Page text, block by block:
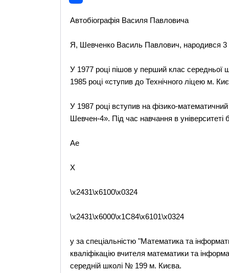
Автобіографія Василя Павловича
Я, Шевченко Василь Павлович, народився 3
У 1977 році пішов у перший клас середньої
1985 році «ступив до Технічного ліцею м.
У 1987 році вступив на фізико-математичний
Шевчен-4». Під час навчання в університеті
Ae
X
\x2431\x6100\x0324
\x2431\x6000\x1C84\x6101\x0324
у за спеціальністю "Математика та
кваліфікацію вчителя математики та
середній школі № 199 м. Києва.